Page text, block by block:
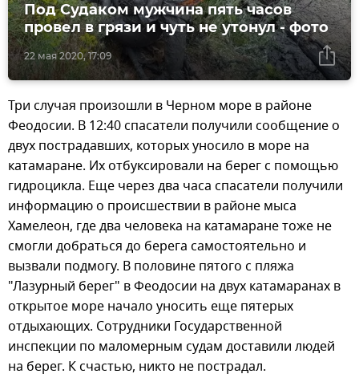
22 мая 2020, 17:09
Под Судаком мужчина пять часов
провел в грязи и чуть не утонул - фото
Три случая произошли в Черном море в районе
Феодосии. В 12:40 спасатели получили сообщение о
двух пострадавших, которых уносило в море на
катамаране. Их отбуксировали на берег с помощью
гидроцикла. Еще через два часа спасатели получили
информацию о происшествии в районе мыса
Хамелеон, где два человека на катамаране тоже не
смогли добраться до берега самостоятельно и
вызвали подмогу. В половине пятого с пляжа
"Лазурный берег" в Феодосии на двух катамаранах в
открытое море начало уносить еще пятерых
отдыхающих. Сотрудники Государственной
инспекции по маломерным судам доставили людей
на берег. К счастью, никто не пострадал.